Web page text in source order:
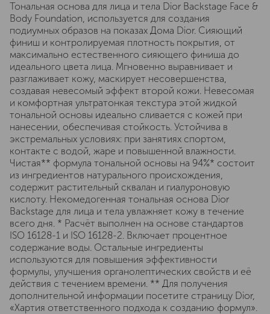
Тональная основа для лица и тела Dior Backstage Face &
Body Foundation, используется для создания
подиумных образов на показах Дома Dior. Сияющий
финиш и контролируемая плотность покрытия, от
максимально естественного сияющего финиша до
идеального цвета лица. Мгновенно выравнивает и
разглаживает кожу, маскирует несовершенства,
создавая невесомый эффект второй кожи. Невесомая
и комфортная ультратонкая текстура этой жидкой
тональной основы идеально сливается с кожей при
нанесении, обеспечивая стойкость. Устойчива в
экстремальных условиях: при занятиях спортом,
контакте с водой, жаре и повышенной влажности.
Чистая** формула тональной основы на 94%* состоит
из ингредиентов натурального происхождения,
содержит растительный сквалан и гиалуроновую
кислоту. Некомедогенная тональная основа Dior
Backstage для лица и тела увлажняет кожу в течение
всего дня. * Расчёт выполнен на основе стандартов
ISO 16128-1 и ISO 16128-2. Включает процентное
содержание воды. Остальные ингредиенты
используются для повышения эффективности
формулы, улучшения органолептических свойств и её
действия с течением времени. ** Для получения
дополнительной информации посетите страницу Dior,
«Хартия ответственного подхода к созданию формул».